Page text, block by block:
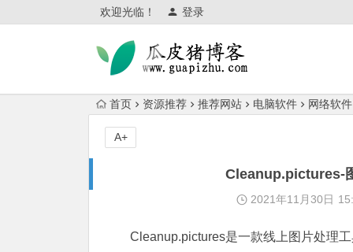
欢迎光临！ 登录
首页 资源推荐 推荐网站 电脑软件 网络软件
Cleanup.pictures-
2021年11月30日
Cleanup.pictures是一款线上图片处理
A+